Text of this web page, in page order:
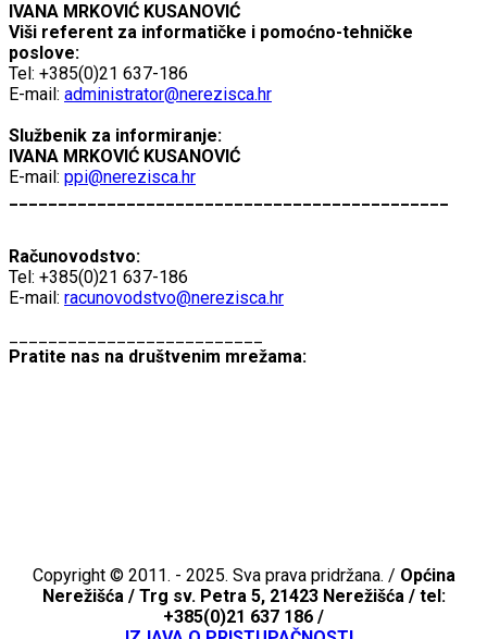
IVANA MRKOVIĆ KUSANOVIĆ
Viši referent za informatičke i pomoćno-tehničke
poslove:
Tel: +385(0)21 637-186
E-mail: administrator@nerezisca.hr
Službenik za informiranje:
IVANA MRKOVIĆ KUSANOVIĆ
E-mail: ppi@nerezisca.hr
Računovodstvo:
Tel: +385(0)21 637-186
E-mail: racunovodstvo@nerezisca.hr
Pratite nas na društvenim mrežama:
Copyright © 2011. - 2025. Sva prava pridržana. / Općina
Nerežišća /Trg sv. Petra 5, 21423 Nerežišća / tel:
+385(0)21 637 186 /